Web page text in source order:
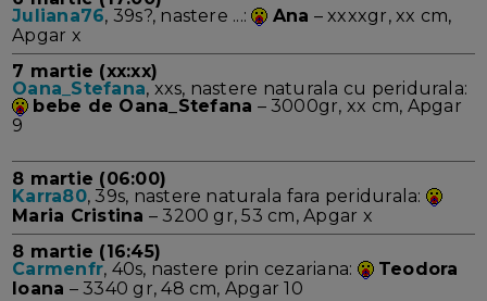
Juliana76, 39s?, nastere ...: Ana – xxxxgr, xx cm,
Apgar x
7 martie (xx:xx)
Oana_Stefana, xxs, nastere naturala cu peridurala:
bebe de Oana_Stefana – 3000gr, xx cm, Apgar
9
8 martie (06:00)
Karra80, 39s, nastere naturala fara peridurala:
Maria Cristina – 3200 gr, 53 cm, Apgar x
8 martie (16:45)
Carmenfr, 40s, nastere prin cezariana:
Teodora
Ioana – 3340 gr, 48 cm, Apgar 10